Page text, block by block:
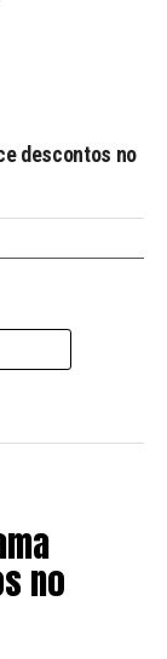
descontos no
no